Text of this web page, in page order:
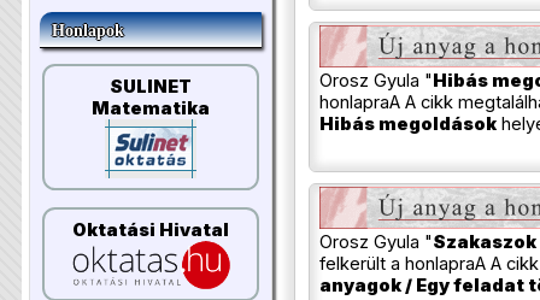
Honlapok
SULINET
Matematika
Oktatási Hivatal
Orosz Gyula "Hibás
honlapraA A cikk
Hibás megoldások
Orosz Gyula "
felkerült a honlapraA A
anyagok / Egy feladat